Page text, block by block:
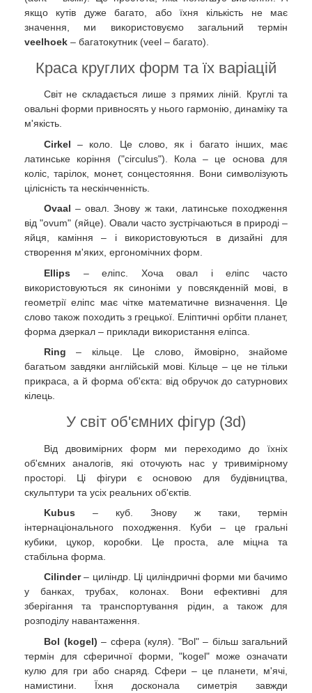
якщо кутів дуже багато, або їхня кількість не має
значення, ми використовуємо загальний термін
veelhoek – багатокутник (veel – багато).
Краса круглих форм та їх варіацій
Світ не складається лише з прямих ліній. Круглі та
овальні форми привносять у нього гармонію, динаміку та
м'якість.
Cirkel – коло. Це слово, як і багато інших, має
латинське коріння ("circulus"). Кола – це основа для
коліс, тарілок, монет, сонцестояння. Вони символізують
цілісність та нескінченність.
Ovaal – овал. Знову ж таки, латинське походження
від "ovum" (яйце). Овали часто зустрічаються в природі –
яйця, каміння – і використовуються в дизайні для
створення м'яких, ергономічних форм.
Ellips – еліпс. Хоча овал і еліпс часто
використовуються як синоніми у повсякденній мові, в
геометрії еліпс має чітке математичне визначення. Це
слово також походить з грецької. Еліптичні орбіти планет,
форма дзеркал – приклади використання еліпса.
Ring – кільце. Це слово, ймовірно, знайоме
багатьом завдяки англійській мові. Кільце – це не тільки
прикраса, а й форма об'єкта: від обручок до сатурнових
кілець.
У світ об'ємних фігур (3d)
Від двовимірних форм ми переходимо до їхніх
об'ємних аналогів, які оточують нас у тривимірному
просторі. Ці фігури є основою для будівництва,
скульптури та усіх реальних об'єктів.
Kubus – куб. Знову ж таки, термін
інтернаціонального походження. Куби – це гральні
кубики, цукор, коробки. Це проста, але міцна та
стабільна форма.
Cilinder– циліндр. Ці циліндричні форми ми бачимо
у банках, трубах, колонах. Вони ефективні для
зберігання та транспортування рідин, а також для
розподілу навантаження.
Bol (kogel) – сфера (куля). "Bol" – більш загальний
термін для сферичної форми, "kogel" може означати
кулю для гри або снаряд. Сфери – це планети, м'ячі,
намистини. Їхня досконала симетрія завжди